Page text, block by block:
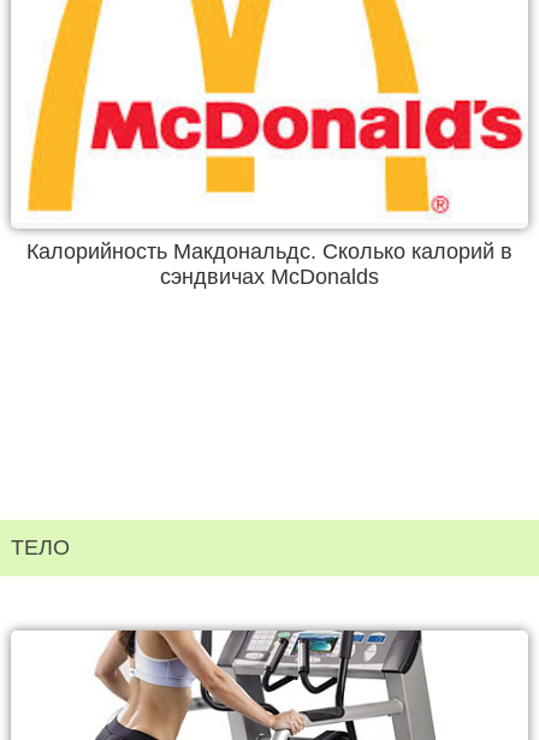
Калорийность Макдональдс. Сколько калорий в
сэндвичах McDonalds
ТЕЛО